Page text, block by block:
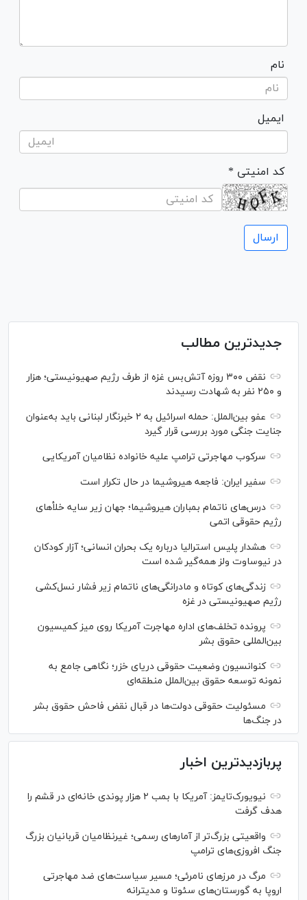
نام
ایمیل
* کد امنیتی
جدیدترین مطالب
نقض ۳۰۰ روزه آتش‌بس غزه از طرف رژیم صهیونیستی؛ هزار
و ۲۵۰ نفر به شهادت رسیدند
عفو بین‌الملل: حمله اسرائیل به ۲ خبرنگار لبنانی باید به‌عنوان
جنایت جنگی مورد بررسی قرار گیرد
سرکوب مهاجرتی ترامپ علیه خانواده نظامیان آمریکایی
سفیر ایران: فاجعه هیروشیما در حال تکرار است
درس‌های ناتمام بمباران هیروشیما؛ جهان زیر سایه خلأ‌های
رژیم حقوقی اتمی
هشدار پلیس استرالیا درباره یک بحران انسانی؛ آزار کودکان
در نیوساوت ولز همه‌گیر شده است
زندگی‌های کوتاه و مادرانگی‌های ناتمام زیر فشار نسل‌کشی
رژیم صهیونیستی در غزه
پرونده تخلف‌های اداره مهاجرت آمریکا روی میز کمیسیون
بین‌المللی حقوق بشر
کنوانسیون وضعیت حقوقی دریای خزر؛ نگاهی جامع به
نمونه توسعه حقوق بین‌الملل منطقه‌ای
مسئولیت حقوقی دولت‌ها در قبال نقض‌ فاحش حقوق بشر
در جنگ‌ها
پربازدیدترین اخبار
نیویورک‌تایمز: آمریکا با بمب ۲ هزار پوندی خانه‌ای در قشم را
هدف گرفت
واقعیتی بزرگ‌تر از آمار‌های رسمی؛ غیرنظامیان قربانیان بزرگ
جنگ افروزی‌های ترامپ
مرگ در مرز‌های نامرئی؛ مسیر سیاست‌های ضد مهاجرتی
اروپا به گورستان‌های سئوتا و مدیترانه